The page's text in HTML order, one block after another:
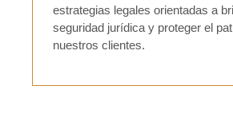
estrategias legales orientadas a
seguridad jurídica y proteger el
nuestros clientes.